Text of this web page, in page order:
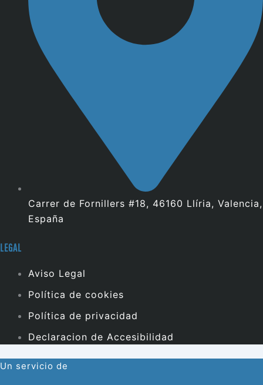
Carrer de Fornillers #18, 46160 Llíria, Valencia,
España
LEGAL
Aviso Legal
Política de cookies
Política de privacidad
Declaracion de Accesibilidad
Un servicio de